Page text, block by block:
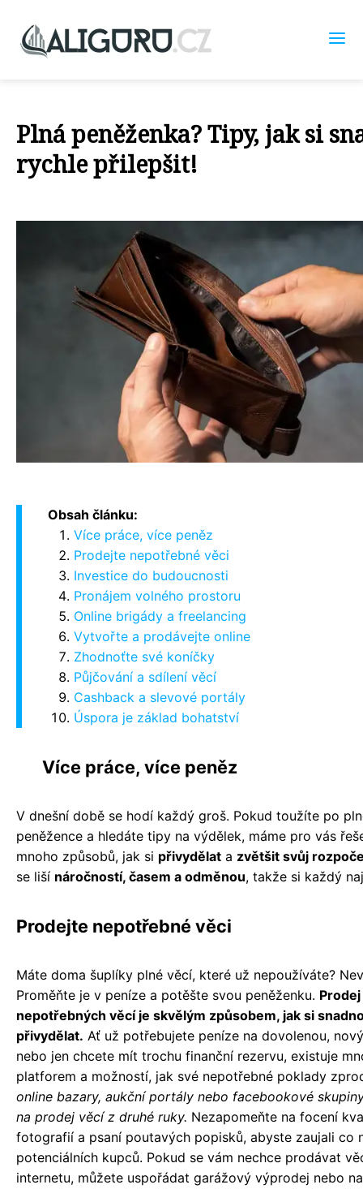
Plná peněženka? Tipy, jak si
rychle přilepšit!
Obsah článku:
Více práce, více peněz
Prodejte nepotřebné věci
Investice do budoucnosti
Pronájem volného prostoru
Online brigády a freelancing
Vytvořte a prodávejte online
Zhodnoťte své koníčky
Půjčování a sdílení věcí
Cashback a slevové portály
Úspora je základ bohatství
Více práce, více peněz
V dnešní době se hodí každý groš. Pokud toužíte po
peněžence a hledáte tipy na výdělek, máme pro vás
mnoho způsobů, jak si přivydělat a zvětšit svůj
se liší náročností, časem a odměnou, takže si každý
Prodejte nepotřebné věci
Máte doma šuplíky plné věcí, které už nepoužíváte?
Proměňte je v peníze a potěšte svou peněženku. Prodej
nepotřebných věcí je skvělým způsobem, jak si
přivydělat. Ať už potřebujete peníze na dovolenou,
nebo jen chcete mít trochu finanční rezervu, existuje
platforem a možností, jak své nepotřebné poklady
online bazary, aukční portály nebo facebookové
na prodej věcí z druhé ruky. Nezapomeňte na focení
fotografií a psaní poutavých popisků, abyste zaujali co
potenciálních kupců. Pokud se vám nechce prodávat
internetu, můžete uspořádat garážový výprodej nebo